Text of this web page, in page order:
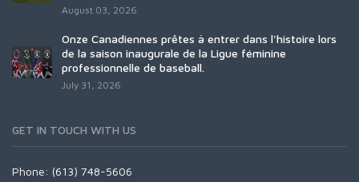
August 03, 2026
Onze Canadiennes prêtes à entrer dans l'histoire lors
de la saison inaugurale de la Ligue féminine
professionnelle de baseball.
July 31, 2026
GET IN TOUCH WITH US
Phone: (613) 748-5606